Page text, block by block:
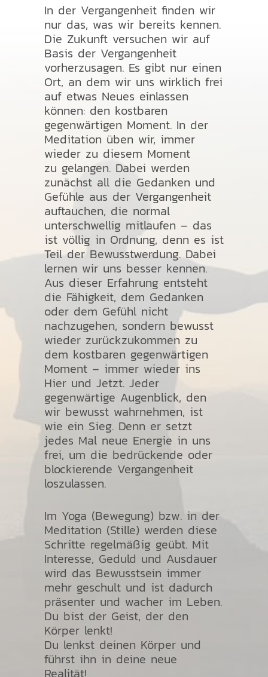
In der Vergangenheit finden wir
nur das, was wir bereits kennen.
Die Zukunft versuchen wir auf
Basis der Vergangenheit
vorherzusagen. Es gibt nur einen
Ort, an dem wir uns wirklich frei
auf etwas Neues einlassen
können: den kostbaren
gegenwärtigen Moment. In der
Meditation üben wir, immer
wieder zu diesem Moment
zu gelangen. Dabei werden
zunächst all die Gedanken und
Gefühle aus der Vergangenheit
auftauchen, die normal
unterschwellig mitlaufen – das
ist völlig in Ordnung, denn es ist
Teil der Bewusstwerdung. Dabei
lernen wir uns besser kennen.
Aus dieser Erfahrung entsteht
die Fähigkeit, dem Gedanken
oder dem Gefühl nicht
nachzugehen, sondern bewusst
wieder zurückzukommen zu
dem kostbaren gegenwärtigen
Moment – immer wieder ins
Hier und Jetzt. Jeder
gegenwärtige Augenblick, den
wir bewusst wahrnehmen, ist
wie ein Sieg. Denn er setzt
jedes Mal neue Energie in uns
frei, um die bedrückende oder
blockierende Vergangenheit
loszulassen.
Im Yoga (Bewegung) bzw. in der
Meditation (Stille) werden diese
Schritte regelmäßig geübt. Mit
Interesse, Geduld und Ausdauer
wird das Bewusstsein immer
mehr geschult und ist dadurch
präsenter und wacher im Leben.
Du bist der Geist, der den
Körper lenkt!
Du lenkst deinen Körper und
führst ihn in deine neue
Realität!